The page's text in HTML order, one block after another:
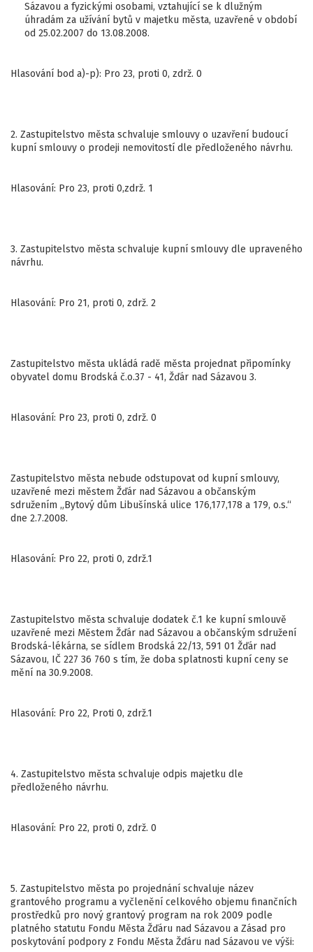
Sázavou a fyzickými osobami, vztahující se k dlužným
úhradám za užívání bytů v majetku města, uzavřené v období
od 25.02.2007 do 13.08.2008.
Hlasování bod a)-p): Pro 23, proti 0, zdrž. 0
2. Zastupitelstvo města schvaluje smlouvy o uzavření budoucí
kupní smlouvy o prodeji nemovitostí dle předloženého návrhu.
Hlasování: Pro 23, proti 0,zdrž. 1
3. Zastupitelstvo města schvaluje kupní smlouvy dle upraveného
návrhu.
Hlasování: Pro 21, proti 0, zdrž. 2
Zastupitelstvo města ukládá radě města projednat připomínky
obyvatel domu Brodská č.o.37 - 41, Žďár nad Sázavou 3.
Hlasování: Pro 23, proti 0, zdrž. 0
Zastupitelstvo města nebude odstupovat od kupní smlouvy,
uzavřené mezi městem Žďár nad Sázavou a občanským
sdružením „Bytový dům Libušínská ulice 176,177,178 a 179, o.s.“
dne 2.7.2008.
Hlasování: Pro 22, proti 0, zdrž.1
Zastupitelstvo města schvaluje dodatek č.1 ke kupní smlouvě
uzavřené mezi Městem Žďár nad Sázavou a občanským sdružení
Brodská-lékárna, se sídlem Brodská 22/13, 591 01 Žďár nad
Sázavou, IČ 227 36 760 s tím, že doba splatnosti kupní ceny se
mění na 30.9.2008.
Hlasování: Pro 22, Proti 0, zdrž.1
4. Zastupitelstvo města schvaluje odpis majetku dle
předloženého návrhu.
Hlasování: Pro 22, proti 0, zdrž. 0
5. Zastupitelstvo města po projednání schvaluje název
grantového programu a vyčlenění celkového objemu finančních
prostředků pro nový grantový program na rok 2009 podle
platného statutu Fondu Města Žďáru nad Sázavou a Zásad pro
poskytování podpory z Fondu Města Žďáru nad Sázavou ve výši: